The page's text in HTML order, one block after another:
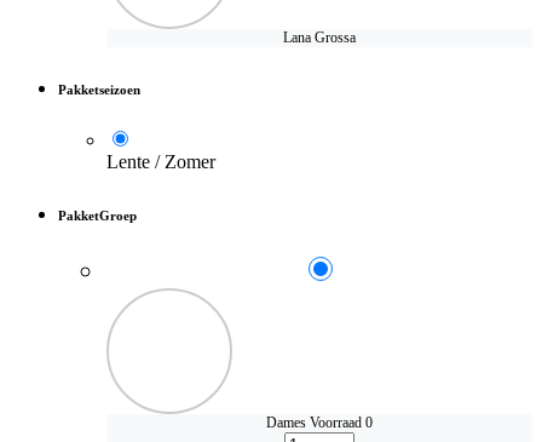
Lana Grossa
Pakketseizoen
Lente / Zomer
PakketGroep
Dames Voorraad 0